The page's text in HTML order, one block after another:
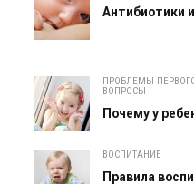
Антибиотики
ПРОБЛЕМЫ
ВОПРОСЫ
Почему у
ВОСПИТАНИЕ
Правила